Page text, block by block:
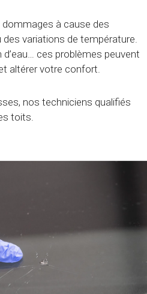
à cause des
variations de température.
ces problèmes peuvent
altérer votre confort.
nos techniciens qualifiés
toits.